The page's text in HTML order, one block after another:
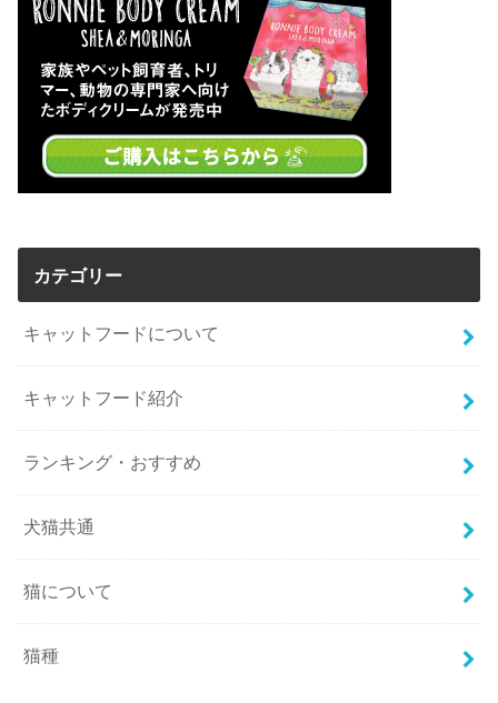
カテゴリー
キャットフードについて
キャットフード紹介
ランキング・おすすめ
犬猫共通
猫について
猫種